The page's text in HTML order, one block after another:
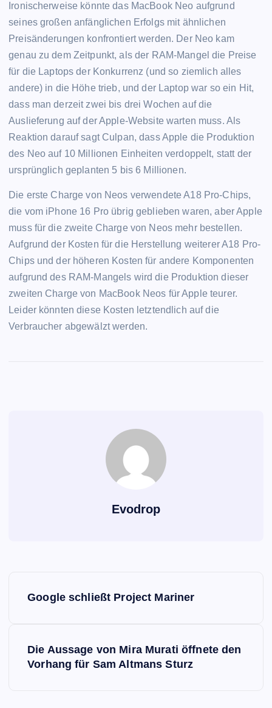
Ironischerweise könnte das MacBook Neo aufgrund
seines großen anfänglichen Erfolgs mit ähnlichen
Preisänderungen konfrontiert werden. Der Neo kam
genau zu dem Zeitpunkt, als der RAM-Mangel die Preise
für die Laptops der Konkurrenz (und so ziemlich alles
andere) in die Höhe trieb, und der Laptop war so ein Hit,
dass man derzeit zwei bis drei Wochen auf die
Auslieferung auf der Apple-Website warten muss. Als
Reaktion darauf sagt Culpan, dass Apple die Produktion
des Neo auf 10 Millionen Einheiten verdoppelt, statt der
ursprünglich geplanten 5 bis 6 Millionen.
Die erste Charge von Neos verwendete A18 Pro-Chips,
die vom iPhone 16 Pro übrig geblieben waren, aber Apple
muss für die zweite Charge von Neos mehr bestellen.
Aufgrund der Kosten für die Herstellung weiterer A18 Pro-
Chips und der höheren Kosten für andere Komponenten
aufgrund des RAM-Mangels wird die Produktion dieser
zweiten Charge von MacBook Neos für Apple teurer.
Leider könnten diese Kosten letztendlich auf die
Verbraucher abgewälzt werden.
Evodrop
Google schließt Project Mariner
Die Aussage von Mira Murati öffnete den
Vorhang für Sam Altmans Sturz